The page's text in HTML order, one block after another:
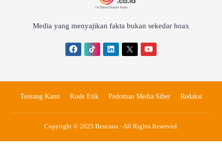
Media yang menyajikan fakta bukan sekedar hoax
Tentang Kami Kode Etik Pedoman Media Siber Redaksi
Copyright © 2025 Bencana - All Rights Reserved.